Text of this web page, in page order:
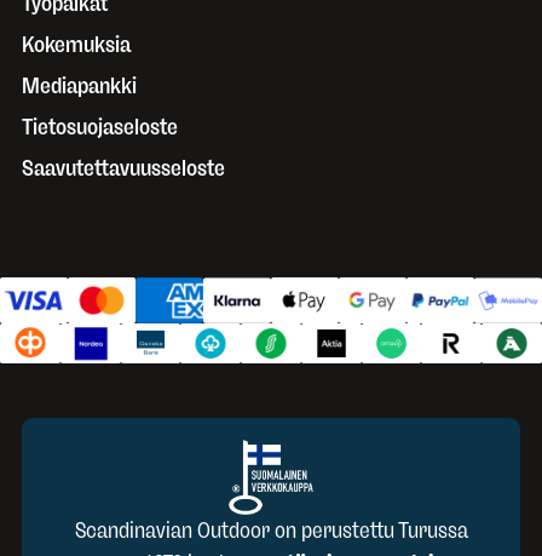
Kokemuksia
Mediapankki
Tietosuojaseloste
Saavutettavuusseloste
Scandinavian Outdoor on perustettu Turussa